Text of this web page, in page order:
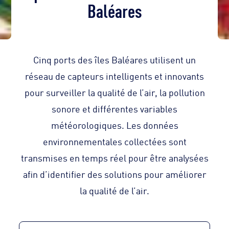
Baléares
Cinq ports des îles Baléares utilisent un
réseau de capteurs intelligents et innovants
pour surveiller la qualité de l’air, la pollution
sonore et différentes variables
météorologiques. Les données
environnementales collectées sont
transmises en temps réel pour être analysées
afin d’identifier des solutions pour améliorer
la qualité de l’air.